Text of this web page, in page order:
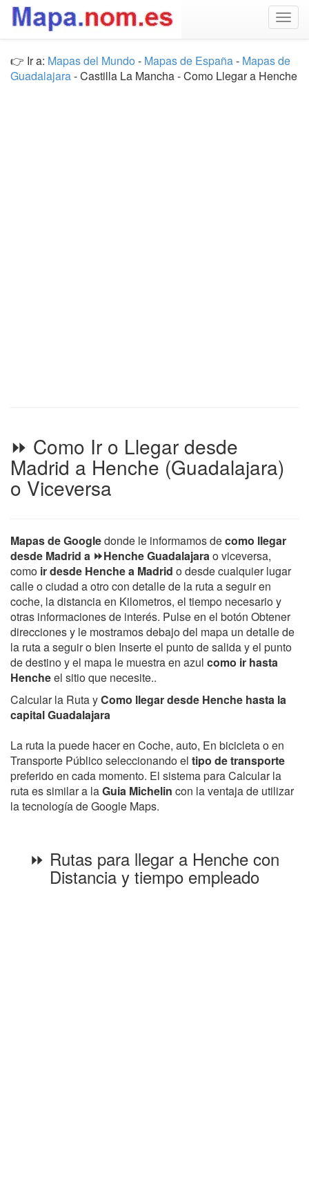
👉 Ir a: Mapas del Mundo - Mapas de España- Mapas de
Guadalajara- Castilla La Mancha - Como Llegar a Henche
⏩ Como Ir o Llegar desde
Madrid a Henche (Guadalajara)
o Viceversa
Mapas de Googledonde le informamos decomo llegar
desde Madrid a ⏩Henche Guadalajarao viceversa,
como ir desde Henche a Madrid o desde cualquier lugar
calle o ciudad a otro con detalle de la ruta a seguir en
coche, la distancia en Kilometros, el tiempo necesario y
otras informaciones de interés. Pulse en el botón Obtener
direcciones y le mostramos debajo del mapa un detalle de
la ruta a seguir o bien Inserte el punto de salida y el punto
de destino y el mapa le muestra en azul como ir hasta
Hencheel sitio que necesite..
Calcular la Ruta yComo llegar desde Henche hasta la
capital Guadalajara
La ruta la puede hacer en Coche, auto, En bicicleta o en
Transporte Público seleccionando el tipo de transporte
preferido en cada momento. El sistema para Calcular la
ruta es similar a laGuia Michelin con la ventaja de utilizar
la tecnología de Google Maps.
⏩ Rutas para llegar a Henche con
Distancia y tiempo empleado